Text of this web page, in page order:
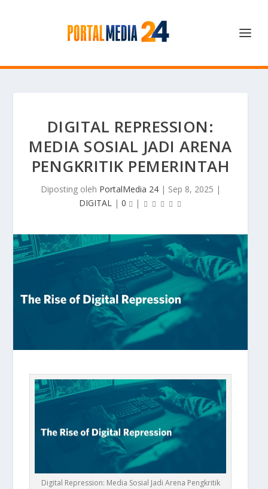
DIGITAL REPRESSION:
MEDIA SOSIAL JADI ARENA
PENGKRITIK PEMERINTAH
Diposting oleh PortalMedia 24| Sep 8, 2025 |
DIGITAL | 0 |
Digital Repression: Media Sosial Jadi Arena Pengkritik